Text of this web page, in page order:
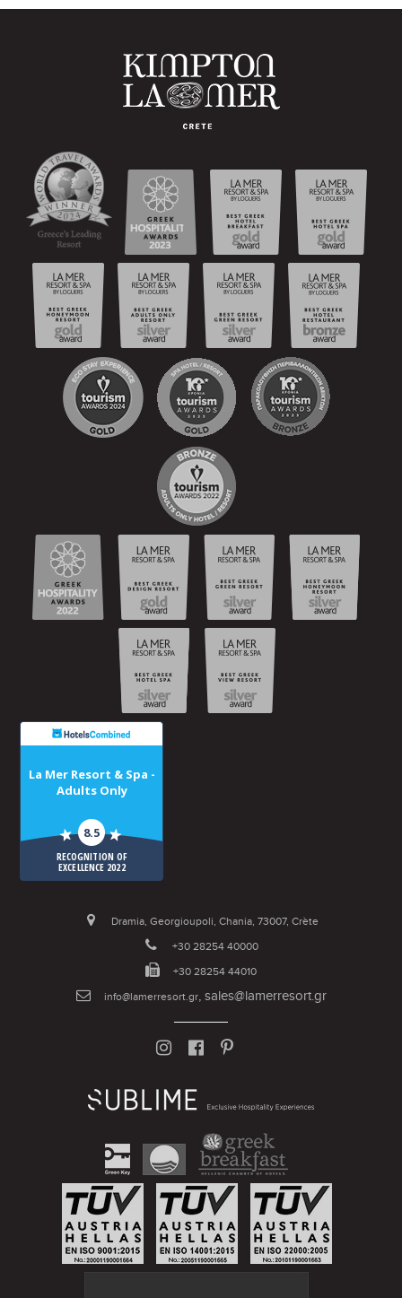
La Mer Resort & Spa -
Adults Only
8.5
RECOGNITION OF
EXCELLENCE 2022
Dramia, Georgioupoli, Chania, 73007, Crète
+30 28254 40000
+30 28254 44010
info@lamerresort.gr,sales@lamerresort.gr